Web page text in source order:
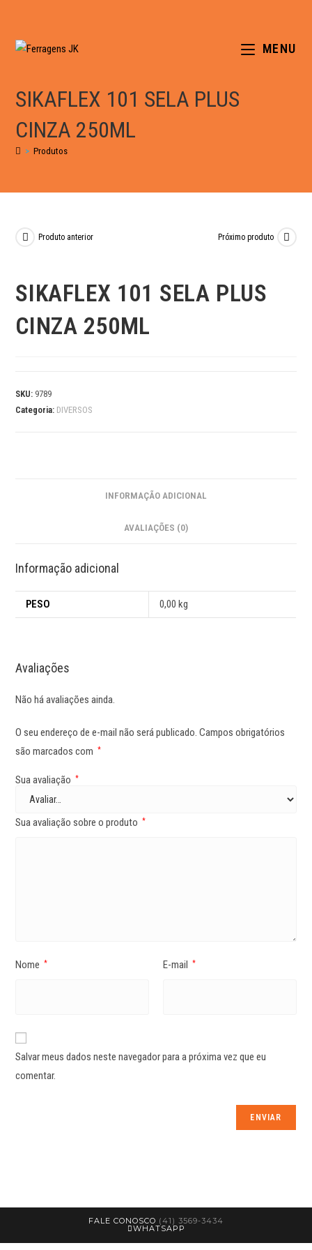
MENU
SIKAFLEX 101 SELA PLUS
CINZA 250ML
> Produtos
Produto anterior Próximo produto
SIKAFLEX 101 SELA PLUS
CINZA 250ML
SKU: 9789
Categoria: DIVERSOS
INFORMAÇÃO ADICIONAL
AVALIAÇÕES (0)
Informação adicional
PESO 0,00 kg
Avaliações
Não há avaliações ainda.
O seu endereço de e-mail não será publicado. Campos obrigatórios
são marcados com
*
Sua avaliação *
Sua avaliação sobre o produto *
Nome * E-mail *
Salvar meus dados neste navegador para a próxima vez que eu
comentar.
FALE CONOSCO (41) 3569-3434
WHATSAPP